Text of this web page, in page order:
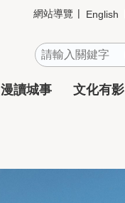
網站導覽 English
漫讀城事 文化有影